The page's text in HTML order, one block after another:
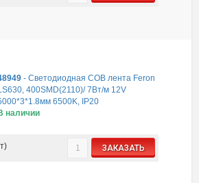
- Светодиодная COB лента Feron
400SMD(2110)/ 7Вт/м 12V
6500K, IP20
наличии
ЗАКАЗАТЬ